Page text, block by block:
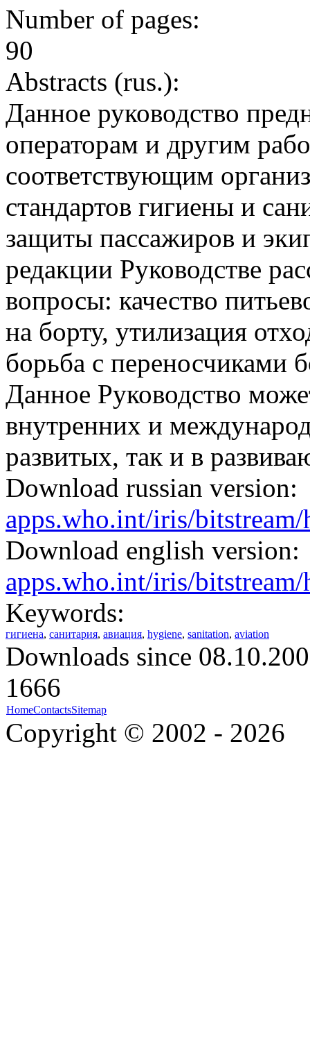
Number of pages:
90
Abstracts (rus.):
Данное руководство
операторам и другим
соответствующим
стандартов гигиены и
защиты пассажиров и
редакции Руководстве
вопросы: качество
на борту, утилизация
борьба с переносчиками
Данное Руководство
внутренних и
развитых, так и в
Download russian version:
apps.who.int/iris/
Download english version:
apps.who.int/iris/
Keywords:
гигиена, санитария, авиация, hygiene, sanitation, aviation
Downloads since
1666
HomeContactsSitemap
Copyright © 2002 - 2026